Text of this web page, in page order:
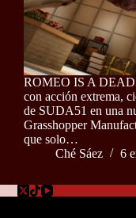
ROMEO IS A DEAD
con acción extrema,
de SUDA51 en una
Grasshopper
que solo…
Ché Sáez
6